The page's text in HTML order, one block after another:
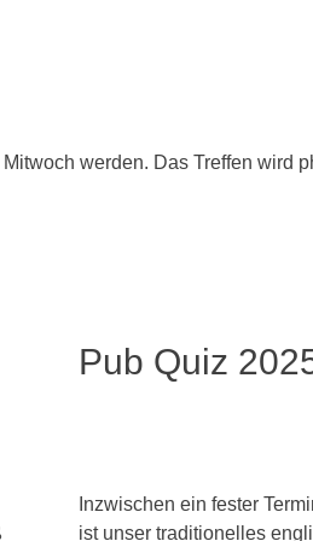
werden. Das Treffen wird
Pub Quiz
Inzwischen ein fester
ist unser traditionelles